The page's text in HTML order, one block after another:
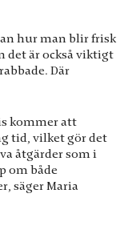
hur man blir frisk
det är också viktigt
Där
kommer att
tid, vilket gör det
åtgärder som i
om både
säger Maria